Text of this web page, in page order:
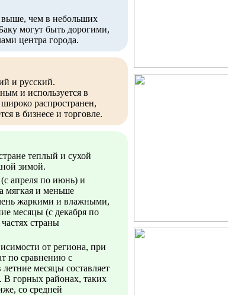
выше, чем в небольших
могут быть дорогими,
центра города.
и русский.
и используется в
распространен,
в бизнесе и торговле.
теплый и сухой
зимой.
апреля по июнь) и
мягкая и меньше
жаркими и влажными,
месяцы (с декабря по
страны
от региона, при
по сравнению с
месяцы составляет
В горных районах, таких
со средней